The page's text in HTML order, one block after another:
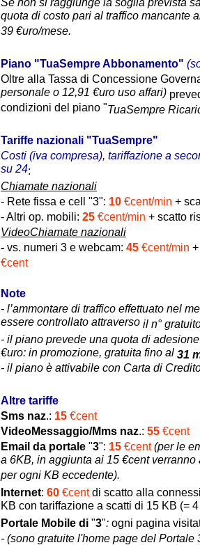
Se non si raggiunge la soglia prevista
quota di costo pari al traffico mancante
39 €uro/mese.
Piano "TuaSempre Abbonamento"
Oltre alla Tassa di Concessione
personale o 12,91 €uro uso affari)
condizioni del piano "TuaSempre
Tariffe nazionali "TuaSempre"
Costi (iva compresa), tariffazione a
su 24:
Chiamate nazionali
- Rete fissa e cell "3": 10 €cent/min +
- Altri op. mobili: 25 €cent/min + scatto
VideoChiamate nazionali
- vs. numeri 3 e webcam: 45 €cent/min
€cent
Note
- l’ammontare di traffico effettuato nel
essere controllato attraverso il n°
- il piano prevede una quota di
€uro: in promozione, gratuita fino al 31
- il piano è attivabile con Carta di
Altre tariffe
Sms naz.: 15 €cent
VideoMessaggio/Mms naz.: 55 €cent
Email da portale "3": 15 €cent (per le
a 6KB, in aggiunta ai 15 €cent
per ogni KB eccedente).
Internet: 60 €centdi scatto alla
KB con tariffazione a scatti di 15 KB (=
Portale Mobile di "3": ogni pagina
- (sono gratuite l'home page del Portale